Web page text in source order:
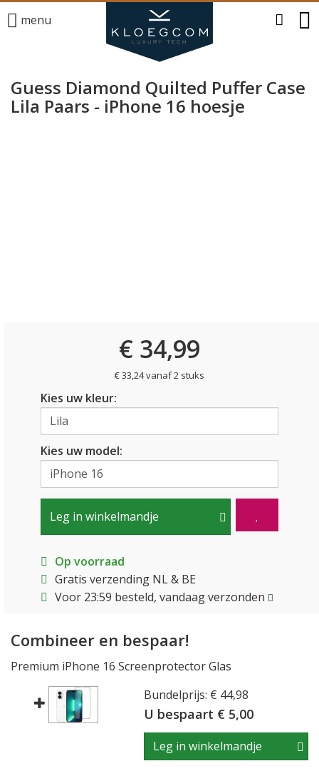
menu
Guess Diamond Quilted Puffer Case
Lila Paars - iPhone 16 hoesje
€ 34,99
€ 33,24 vanaf 2 stuks
Kies uw kleur:
Kies uw model:
Leg in winkelmandje
Op voorraad
Gratis verzending NL & BE
Voor 23:59 besteld, vandaag verzonden
Combineer en bespaar!
Premium iPhone 16 Screenprotector Glas
Bundelprijs: € 44,98
U bespaart € 5,00
Leg in winkelmandje